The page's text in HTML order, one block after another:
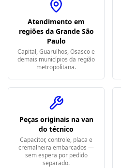
Atendimento em
regiões da Grande São
Paulo
Capital, Guarulhos, Osasco e
demais municípios da região
metropolitana.
Peças originais na van
do técnico
Capacitor, controle, placa e
cremalheira embarcados —
sem espera por pedido
separado.